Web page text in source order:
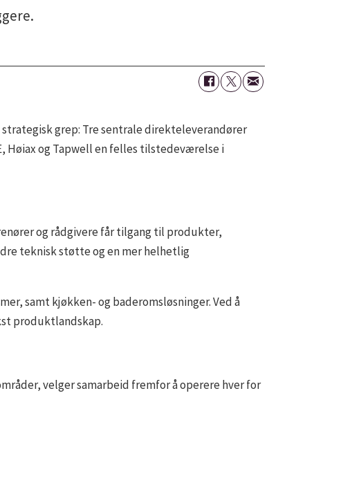
grep: Tre sentrale direkteleverandører
Høiax og Tapwell en felles tilstedeværelse i
og rådgivere får tilgang til produkter,
teknisk støtte og en mer helhetlig
samt kjøkken- og baderomsløsninger. Ved å
produktlandskap.
velger samarbeid fremfor å operere hver for